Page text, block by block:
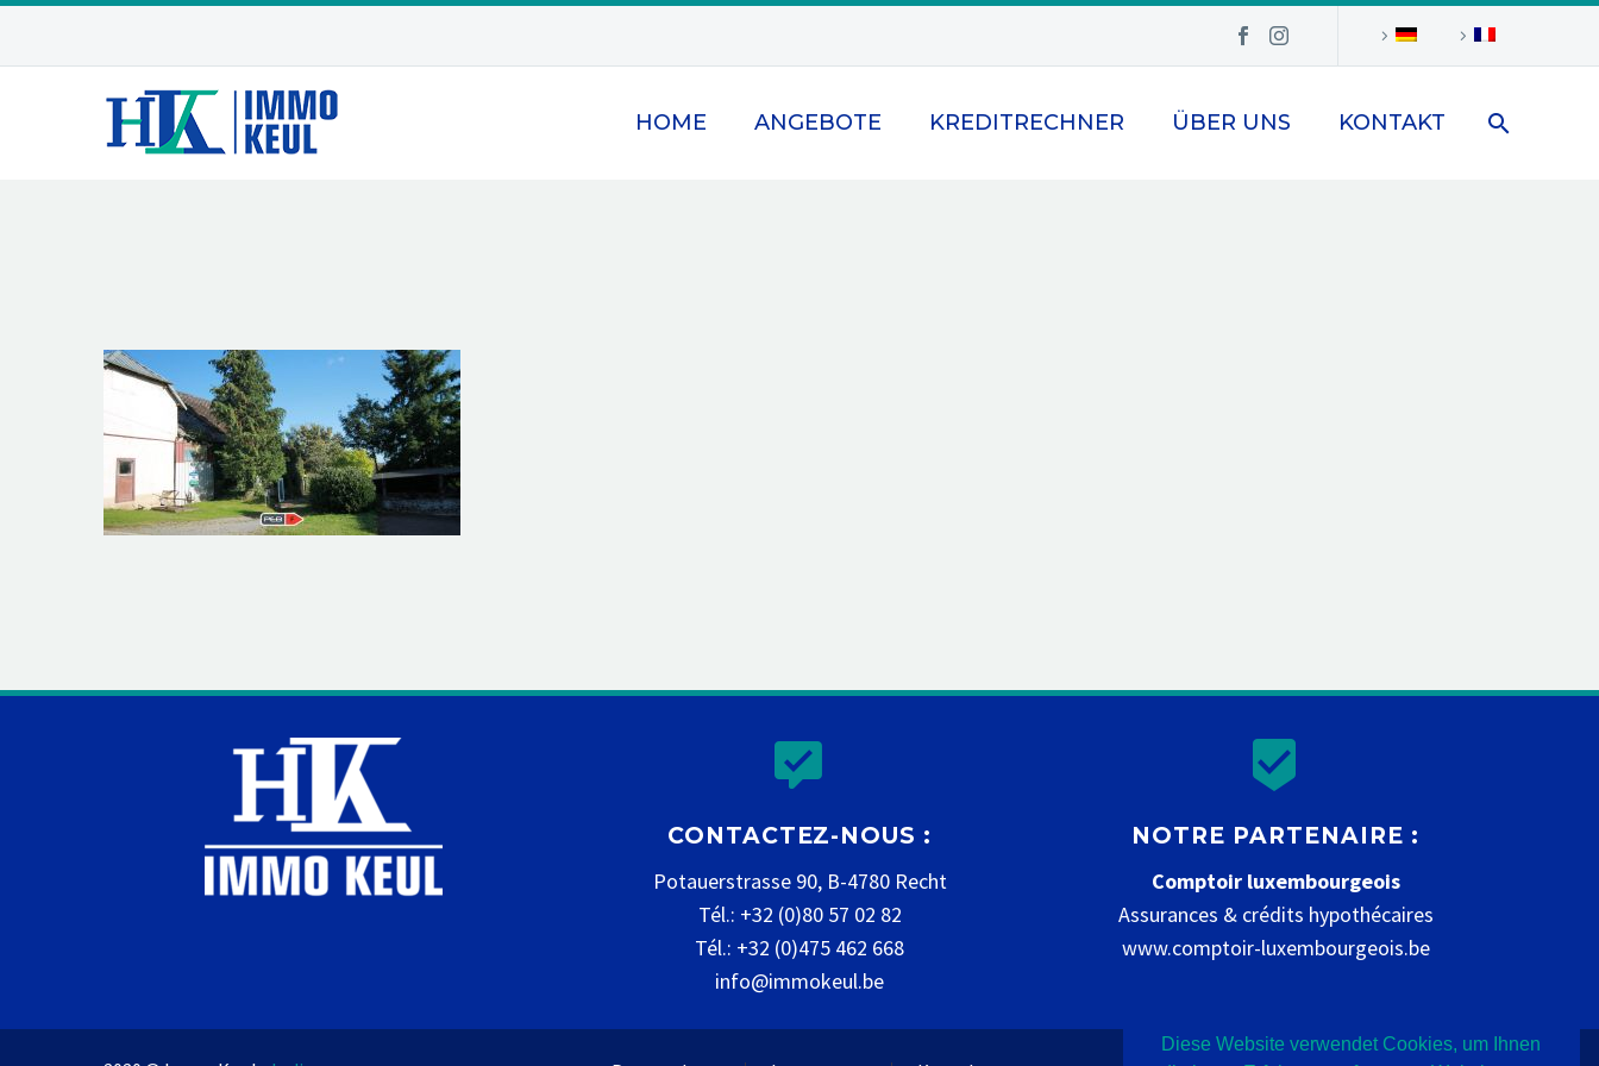
HOME ANGEBOTE KREDITRECHNER ÜBER UNS KONTAKT


CONTACTEZ-NOUS :
Potauerstrasse 90, B-4780 Recht
Tél.: +32 (0)80 57 02 82
Tél.: +32 (0)475 462 668
info@immokeul.be


NOTRE PARTENAIRE :
Comptoir luxembourgeois
Assurances & crédits hypothécaires
www.comptoir-luxembourgeois.be
Diese Website verwendet Cookies, um Ihnen